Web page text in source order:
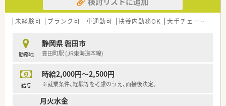
■総務部など本社機能がしっかりと整備されておりますので、薬
剤師は業務に集中できる環境です。
積極的に行っています。
＼＼こんな方におススメ／／
■浜松市・磐田市内で地元の医療に貢献をしたい方
■家庭と両立しながら長く働きたい方
＼＼店舗について／／
未経験可 ブランク可 車通勤可 扶養内勤務OK 大手チェーン以外
勤務地
静岡県 磐田市
豊田町駅 (JR東海道本線)
給与
時給2,000円～2,500円
※就業条件、経験等を考慮のうえ、面接後決定。
月火水金